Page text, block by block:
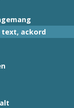
text, ackord